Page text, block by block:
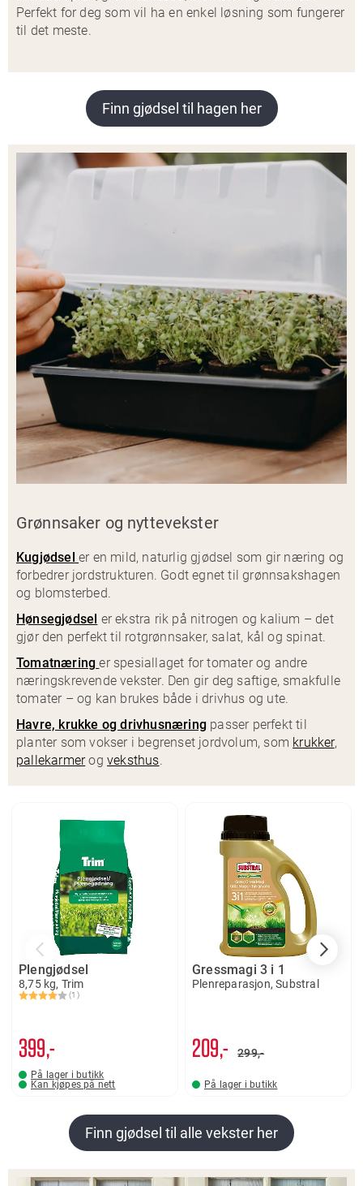
Perfekt for deg som vil ha en enkel løsning som fungerer
til det meste.
Finn gjødsel til hagen her
Grønnsaker og nyttevekster
Kugjødsel er en mild, naturlig gjødsel som gir næring og
forbedrer jordstrukturen. Godt egnet til grønnsakshagen
og blomsterbed.
Hønsegjødsel er ekstra rik på nitrogen og kalium – det
gjør den perfekt til rotgrønnsaker, salat, kål og spinat.
Tomatnæring er spesiallaget for tomater og andre
næringskrevende vekster. Den gir deg saftige, smakfulle
tomater – og kan brukes både i drivhus og ute.
Havre, krukke og drivhusnæring passer perfekt til
planter som vokser i begrenset jordvolum, som krukker,
pallekarmerogveksthus.
Plengjødsel
8,75 kg, Trim
Karakter:
(1)
4.0 av 5 mulige
399,-
På lager i butikk
Kan kjøpes på nett
Gressmagi 3 i 1
Plenreparasjon, Substral
209,- 299,-
På lager i butikk
Finn gjødsel til alle vekster her